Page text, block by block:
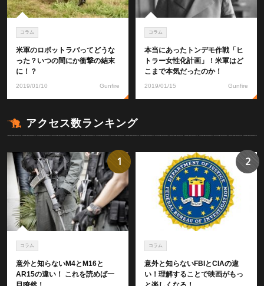
コラム
米軍のロボットラバってどうな
った？いつの間にか衝撃の結末
に！？
2019/01/10 Gunfire
コラム
本当にあったトンデモ作戦「ヒ
トラー女性化計画」！米軍はど
こまで本気だったのか！
2019/01/15 Gunfire
アクセス数ランキング
コラム
意外と知らないM4とM16と
AR15の違い！ これを読めば一
1
コラム
意外と知らないFBIとCIAの違
い！理解することで映画がもっ
2